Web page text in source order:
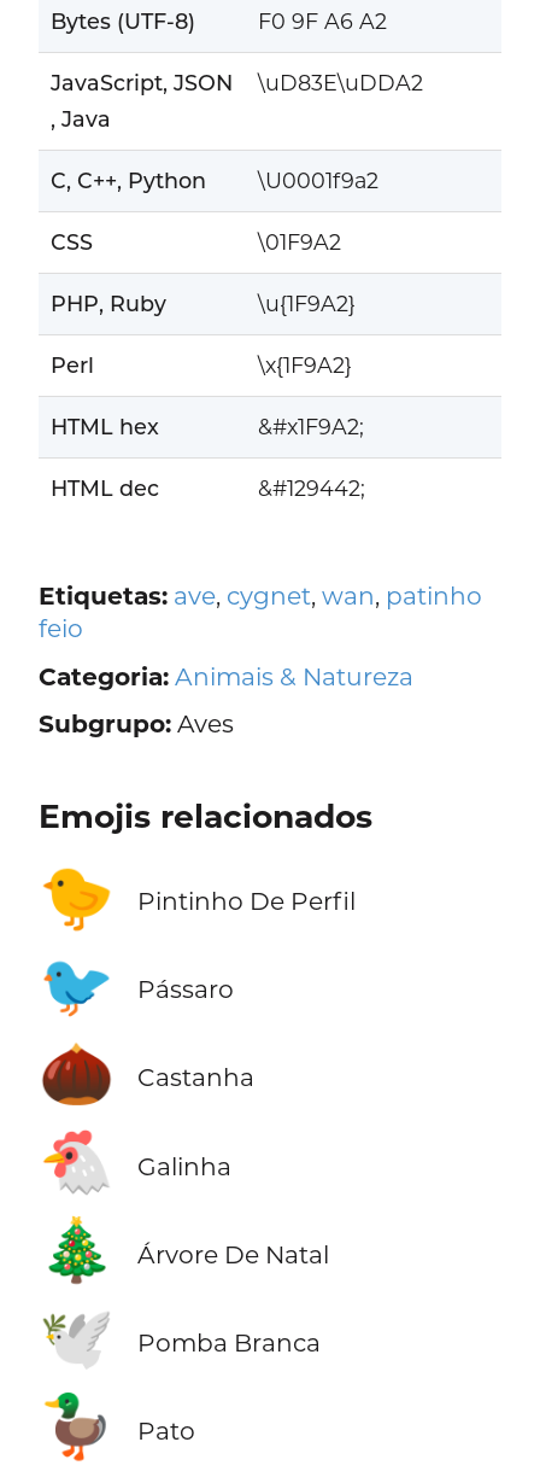
Bytes (UTF-8) F0 9F A6 A2
JavaScript, JSON
, Java
\uD83E\uDDA2
C, C++, Python \U0001f9a2
CSS \01F9A2
PHP, Ruby \u{1F9A2}
Perl \x{1F9A2}
HTML hex &#x1F9A2;
HTML dec &#129442;
Etiquetas: ave, cygnet, wan, patinho
feio
Categoria: Animais & Natureza
Subgrupo:Aves
Emojis relacionados
🐤 Pintinho De Perfil
🐦 Pássaro
🌰 Castanha
🐔 Galinha
🎄 Árvore De Natal
🕊️ Pomba Branca
🦆 Pato